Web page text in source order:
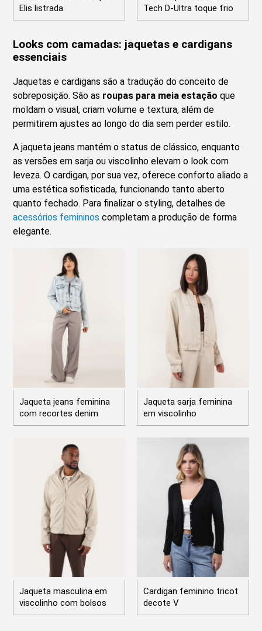
Elis listrada
Tech D-Ultra toque frio
Looks com camadas: jaquetas e cardigans
essenciais
Jaquetas e cardigans são a tradução do conceito de
sobreposição. São as roupas para meia estação que
moldam o visual, criam volume e textura, além de
permitirem ajustes ao longo do dia sem perder estilo.
A jaqueta jeans mantém o status de clássico, enquanto
as versões em sarja ou viscolinho elevam o look com
leveza. O cardigan, por sua vez, oferece conforto aliado a
uma estética sofisticada, funcionando tanto aberto
quanto fechado. Para finalizar o styling, detalhes de
acessórios femininos completam a produção de forma
elegante.
Jaqueta jeans feminina
com recortes denim
Jaqueta sarja feminina
em viscolinho
Jaqueta masculina em
viscolinho com bolsos
Cardigan feminino tricot
decote V